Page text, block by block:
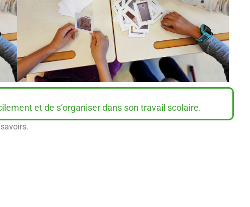
et de s’organiser dans son travail scolaire.